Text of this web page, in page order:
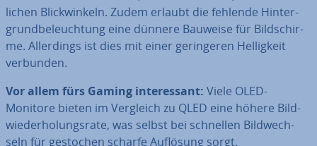
li­chen Blick­win­keln. Zudem erlaubt die fehlende Hin­ter­
grund­be­leuch­tung eine dünnere Bauweise für Bild­schir­
me. Al­ler­dings ist dies mit einer ge­rin­ge­ren Hel­lig­keit
verbunden.
Vor allem fürs Gaming in­ter­es­sant: Viele OLED-
Monitore bieten im Vergleich zu QLED eine höhere Bild­
wie­der­ho­lungs­ra­te, was selbst bei schnellen Bild­wech­
seln für gestochen scharfe Auflösung sorgt.